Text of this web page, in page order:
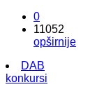
0
11052
opširnije
DAB
konkursi